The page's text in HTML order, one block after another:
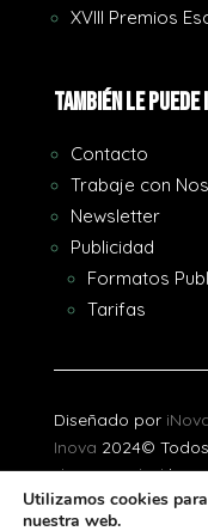
XVIII Premios
También le
Contacto
Trabaje con
Newsletter
Publicidad
Formatos
Tarifas
Diseñado por
Inova 2024©
de Privacidad|
Utilizamos cookies
nuestra web.